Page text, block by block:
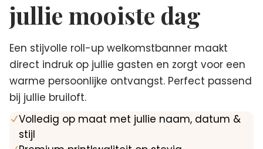
jullie mooiste dag
Een stijvolle roll-up welkomstbanner maakt
direct indruk op jullie gasten en zorgt voor een
warme persoonlijke ontvangst. Perfect passend
bij jullie bruiloft.
NVolledig op maat met jullie naam, datum &
stijl